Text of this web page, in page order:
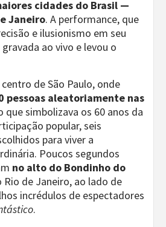
cidades do Brasil —
Janeiro. A performance, que
e ilusionismo em seu
ao vivo e levou o
de São Paulo, onde
pessoas aleatoriamente nas
que simbolizava os 60 anos da
popular, seis
para viver a
Poucos segundos
no alto do Bondinho do
Rio de Janeiro, ao lado de
incrédulos de espectadores
.